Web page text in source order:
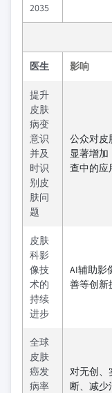
2035
医生 影响
提升
皮肤
病变
意识
并及
时识
别皮
肤问
题
公众对皮
显著增加
查中的应
皮肤
科影
像技
术的
持续
进步
AI辅助影
善等创新
全球
皮肤
癌发
病率
对无创、
断、减少